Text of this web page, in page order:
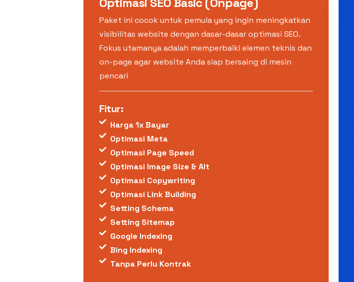
Paket ini cocok untuk pemula yang ingin meningkatkan
visibilitas website dengan dasar-dasar optimasi SEO.
Fokus utamanya adalah memperbaiki elemen teknis dan
on-page agar website Anda siap bersaing di mesin
pencari
Fitur:
Harga 1x Bayar
Optimasi Meta
Optimasi Page Speed
Optimasi Image Size & Alt
Optimasi Copywriting
Optimasi Link Building
Setting Schema
Setting Sitemap
Google Indexing
Bing Indexing
Tanpa Perlu Kontrak